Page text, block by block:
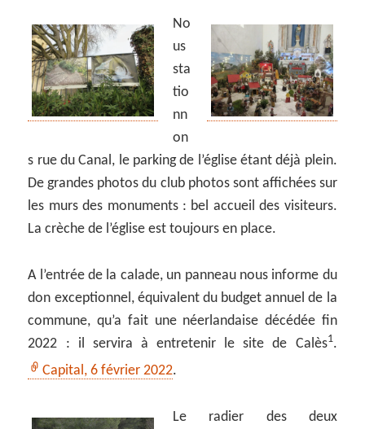
No
us
sta
tio
nn
on
s rue du Canal, le parking de l’église étant déjà plein.
De grandes photos du club photos sont affichées sur
les murs des monuments : bel accueil des visiteurs.
La crèche de l’église est toujours en place.
A l’entrée de la calade, un panneau nous informe du
don exceptionnel, équivalent du budget annuel de la
commune, qu’a fait une néerlandaise décédée fin
2022 : il servira à entretenir le site de Calès1.
Capital, 6 février 2022.
Le radier des deux